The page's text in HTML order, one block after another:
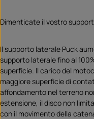
Dimenticate il vostro
Il supporto laterale Puck
supporto laterale fino al
superficie. Il carico del
maggiore superficie di
affondamento nel terreno
estensione, il disco non
con il movimento della